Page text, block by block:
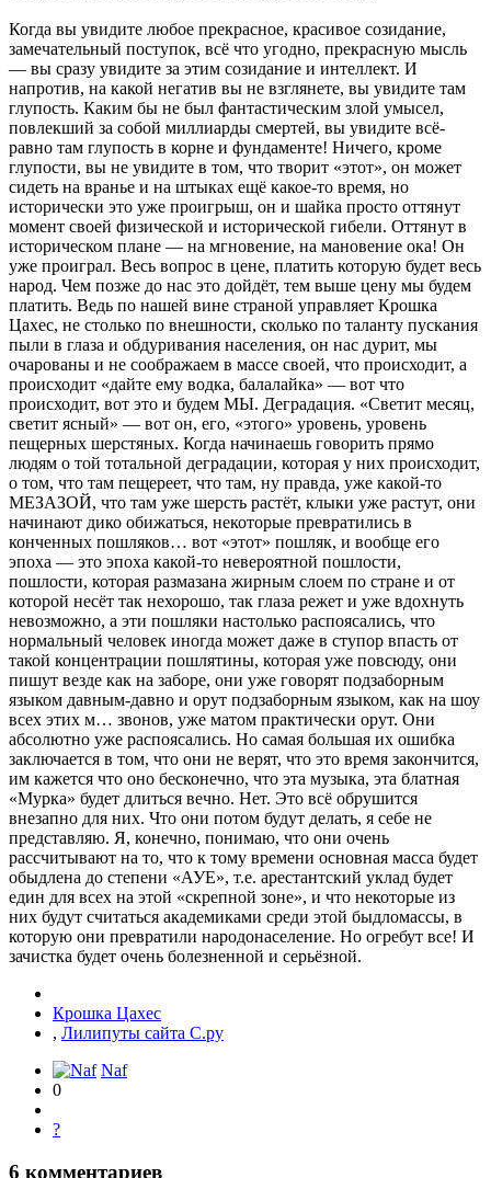
Когда вы увидите любое прекрасное, красивое созидание,
замечательный поступок, всё что угодно, прекрасную мысль
— вы сразу увидите за этим созидание и интеллект. И
напротив, на какой негатив вы не взглянете, вы увидите там
глупость. Каким бы не был фантастическим злой умысел,
повлекший за собой миллиарды смертей, вы увидите всё-
равно там глупость в корне и фундаменте! Ничего, кроме
глупости, вы не увидите в том, что творит «этот», он может
сидеть на вранье и на штыках ещё какое-то время, но
исторически это уже проигрыш, он и шайка просто оттянут
момент своей физической и исторической гибели. Оттянут в
историческом плане — на мгновение, на мановение ока! Он
уже проиграл. Весь вопрос в цене, платить которую будет весь
народ. Чем позже до нас это дойдёт, тем выше цену мы будем
платить. Ведь по нашей вине страной управляет Крошка
Цахес, не столько по внешности, сколько по таланту пускания
пыли в глаза и обдуривания населения, он нас дурит, мы
очарованы и не соображаем в массе своей, что происходит, а
происходит «дайте ему водка, балалайка» — вот что
происходит, вот это и будем МЫ. Деградация. «Светит месяц,
светит ясный» — вот он, его, «этого» уровень, уровень
пещерных шерстяных. Когда начинаешь говорить прямо
людям о той тотальной деградации, которая у них происходит,
о том, что там пещереет, что там, ну правда, уже какой-то
МЕЗАЗОЙ, что там уже шерсть растёт, клыки уже растут, они
начинают дико обижаться, некоторые превратились в
конченных пошляков… вот «этот» пошляк, и вообще его
эпоха — это эпоха какой-то невероятной пошлости,
пошлости, которая размазана жирным слоем по стране и от
которой несёт так нехорошо, так глаза режет и уже вдохнуть
невозможно, а эти пошляки настолько распоясались, что
нормальный человек иногда может даже в ступор впасть от
такой концентрации пошлятины, которая уже повсюду, они
пишут везде как на заборе, они уже говорят подзаборным
языком давным-давно и орут подзаборным языком, как на шоу
всех этих м… звонов, уже матом практически орут. Они
абсолютно уже распоясались. Но самая большая их ошибка
заключается в том, что они не верят, что это время закончится,
им кажется что оно бесконечно, что эта музыка, эта блатная
«Мурка» будет длиться вечно. Нет. Это всё обрушится
внезапно для них. Что они потом будут делать, я себе не
представляю. Я, конечно, понимаю, что они очень
рассчитывают на то, что к тому времени основная масса будет
обыдлена до степени «АУЕ», т.е. арестантский уклад будет
един для всех на этой «скрепной зоне», и что некоторые из
них будут считаться академиками среди этой быдломассы, в
которую они превратили народонаселение. Но огребут все! И
зачистка будет очень болезненной и серьёзной.
Крошка Цахес
, Лилипуты сайта С.ру
Naf
0
?
6 комментариев